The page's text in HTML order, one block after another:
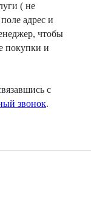
( не
адрес и
чтобы
покупки и
с
звонок.